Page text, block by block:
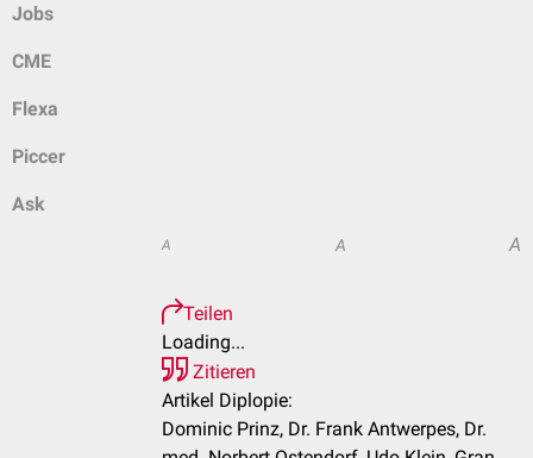
Jobs
CME
Flexa
Piccer
Ask
A A A
Teilen
Loading...
Zitieren
Artikel Diplopie:
Dominic Prinz, Dr. Frank Antwerpes, Dr.